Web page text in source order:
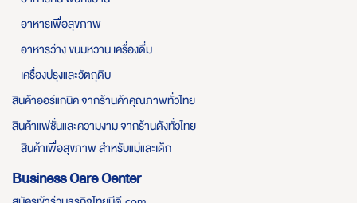
อาหารเพื่อสุขภาพ
อาหารว่าง ขนมหวาน เครื่องดื่ม
เครื่องปรุงและวัตถุดิบ
สินค้าออร์แกนิค จากร้านค้าคุณภาพทั่วไทย
สินค้าแฟชั่นและความงาม จากร้านดังทั่วไทย
สินค้าเพื่อสุขภาพ สำหรับแม่และเด็ก
Business Care Center